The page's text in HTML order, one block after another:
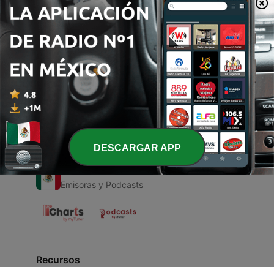
Episodios
1 - Hsnfnf
01 mar. 2021
Emisoras y Podcasts
Recursos
DESCARGAR APP